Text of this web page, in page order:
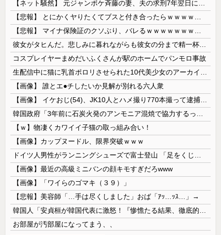
コスプレイヤーまめだいふくさんが駅のホームでパンモロ事故
【画像】 誰とエ●チしたいか見解が別れる六人衆
【ｗ】物凄くカワイイ子猫の取っ組み合い！
【画像】カップヌードル、限界突破ｗｗｗ
【画像】最近の高級ミニバンの顔キモすぎだろwww
【画像】「ワイらのゴマキ（３９）」
【悲報】美容師「…手は尽くしました」おば「ｱｯ…ｯｽ…」→
お部屋が汚部屋になってまう、、